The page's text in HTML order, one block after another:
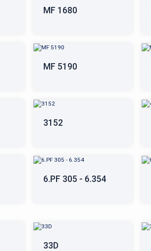
MF 1680
MF 5190
3152
6.PF 305 - 6.354
33D